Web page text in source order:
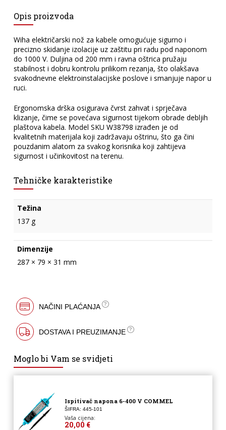
Opis proizvoda
Wiha električarski nož za kabele omogućuje sigurno i
precizno skidanje izolacije uz zaštitu pri radu pod naponom
do 1000 V. Duljina od 200 mm i ravna oštrica pružaju
stabilnost i dobru kontrolu prilikom rezanja, što olakšava
svakodnevne elektroinstalacijske poslove i smanjuje napor u
ruci.
Ergonomska drška osigurava čvrst zahvat i sprječava
klizanje, čime se povećava sigurnost tijekom obrade debljih
plaštova kabela. Model SKU W38798 izrađen je od
kvalitetnih materijala koji zadržavaju oštrinu, što ga čini
pouzdanim alatom za svakog korisnika koji zahtijeva
sigurnost i učinkovitost na terenu.
Tehničke karakteristike
Težina
137 g
Dimenzije
287 × 79 × 31 mm
NAČINI PLAĆANJA
DOSTAVA I PREUZIMANJE
Moglo bi Vam se svidjeti
Ispitivač napona 6-400 V COMMEL
ŠIFRA: 445-101
Vaša cijena:
20,00 €